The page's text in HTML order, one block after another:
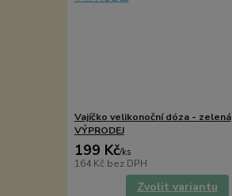
Vajíčko velikonoční dóza - zelená
VÝPRODEJ
199 Kč/ks
164 Kč bez DPH
Zvolit variantu